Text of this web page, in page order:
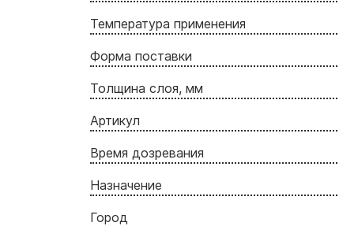
Температура применения
Форма поставки
Толщина слоя, мм
Артикул
Время дозревания
Назначение
Город